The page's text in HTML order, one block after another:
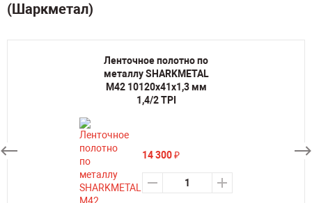
(Шаркметал)
Ленточное полотно по
металлу SHARKMETAL
M42 10120х41х1,3 мм
1,4/2 TPI
14 300₽